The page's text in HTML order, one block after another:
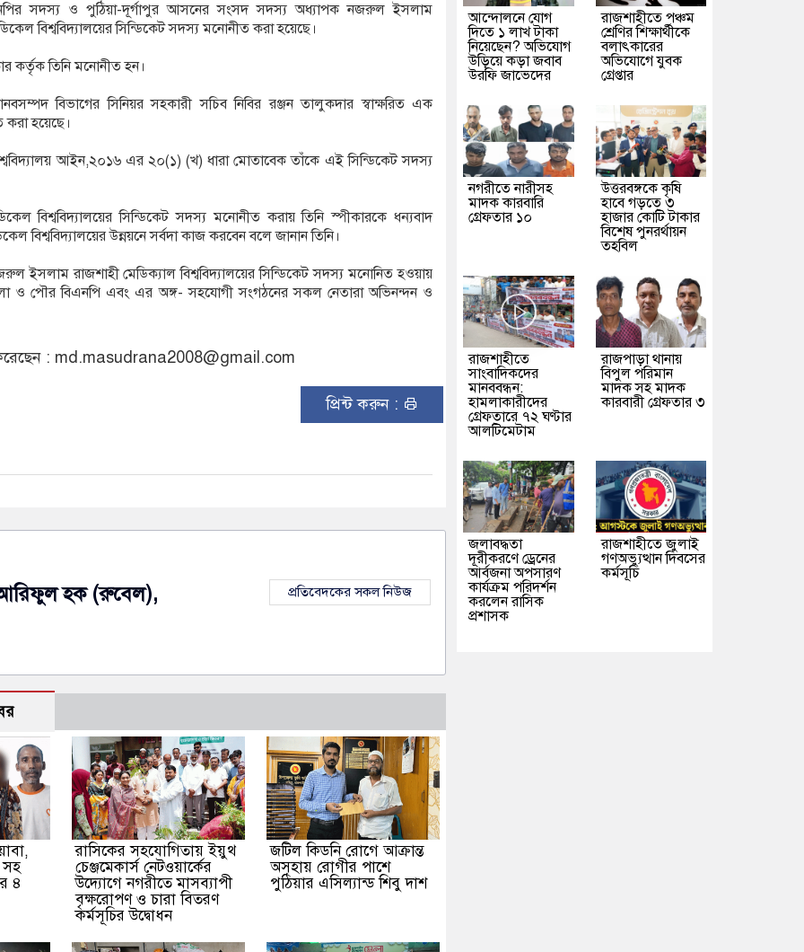
সদস্য ও পুঠিয়া-দূর্গাপুর আসনের সংসদ সদস্য অধ্যাপক নজরুল ইসলাম
বিশ্ববিদ্যালয়ের সিন্ডিকেট সদস্য মনোনীত করা হয়েছে।
কর্তৃক তিনি মনোনীত হন।
বিভাগের সিনিয়র সহকারী সচিব নিবির রঞ্জন তালুকদার স্বাক্ষরিত এক
করা হয়েছে।
আইন,২০১৬ এর ২০(১) (খ) ধারা মোতাবেক তাঁকে এই সিন্ডিকেট সদস্য
বিশ্ববিদ্যালয়ের সিন্ডিকেট সদস্য মনোনীত করায় তিনি স্পীকারকে ধন্যবাদ
বিশ্ববিদ্যালয়ের উন্নয়নে সর্বদা কাজ করবেন বলে জানান তিনি।
ইসলাম রাজশাহী মেডিক্যাল বিশ্ববিদ্যালয়ের সিন্ডিকেট সদস্য মনোনিত হওয়ায়
ও পৌর বিএনপি এবং এর অঙ্গ- সহযোগী সংগঠনের সকল নেতারা অভিনন্দন ও
: md.masudrana2008@gmail.com
প্রিন্ট করুন :
হক (রুবেল), প্রতিবেদকের সকল নিউজ
সহ
৪
রাসিকের সহযোগিতায় ইয়ুথ
চেঞ্জমেকার্স নেটওয়ার্কের
উদ্যোগে নগরীতে মাসব্যাপী
বৃক্ষরোপণ ও চারা বিতরণ
কর্মসূচির উদ্বোধন
জটিল কিডনি রোগে আক্রান্ত
অসহায় রোগীর পাশে
পুঠিয়ার এসিল্যান্ড শিবু দাশ
আন্দোলনে যোগ
দিতে ১ লাখ টাকা
নিয়েছেন? অভিযোগ
উড়িয়ে কড়া জবাব
উরফি জাভেদের
রাজশাহীতে পঞ্চম
শ্রেণির শিক্ষার্থীকে
বলাৎকারের
অভিযোগে যুবক
গ্রেপ্তার
নগরীতে নারীসহ
মাদক কারবারি
গ্রেফতার ১০
উত্তরবঙ্গকে কৃষি
হাবে গড়তে ৩
হাজার কোটি টাকার
বিশেষ পুনরর্থায়ন
তহবিল
রাজশাহীতে
সাংবাদিকদের
মানববন্ধন:
হামলাকারীদের
গ্রেফতারে ৭২ ঘণ্টার
আলটিমেটাম
রাজপাড়া থানায়
বিপুল পরিমান
মাদক সহ মাদক
কারবারী গ্রেফতার ৩
জলাবদ্ধতা
দূরীকরণে ড্রেনের
আর্বজনা অপসারণ
কার্যক্রম পরিদর্শন
করলেন রাসিক
প্রশাসক
রাজশাহীতে জুলাই
গণঅভ্যুত্থান দিবসের
কর্মসূচি